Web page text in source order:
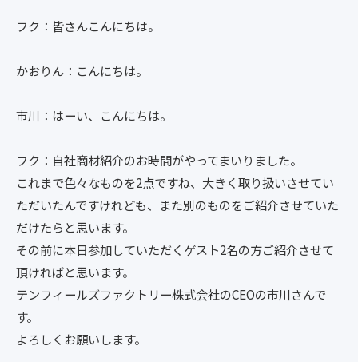
フク：皆さんこんにちは。
かおりん：こんにちは。
市川：はーい、こんにちは。
フク：自社商材紹介のお時間がやってまいりました。
これまで色々なものを2点ですね、大きく取り扱いさせてい
ただいたんですけれども、また別のものをご紹介させていた
だけたらと思います。
その前に本日参加していただくゲスト2名の方ご紹介させて
頂ければと思います。
テンフィールズファクトリー株式会社のCEOの市川さんで
す。
よろしくお願いします。